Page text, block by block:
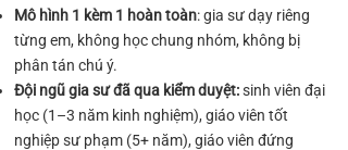
Mô hình 1 kèm 1 hoàn toàn: gia sư dạy riêng
từng em, không học chung nhóm, không bị
phân tán chú ý.
Đội ngũ gia sư đã qua kiểm duyệt:sinh viên đại
học (1–3 năm kinh nghiệm), giáo viên tốt
nghiệp sư phạm (5+ năm), giáo viên đứng